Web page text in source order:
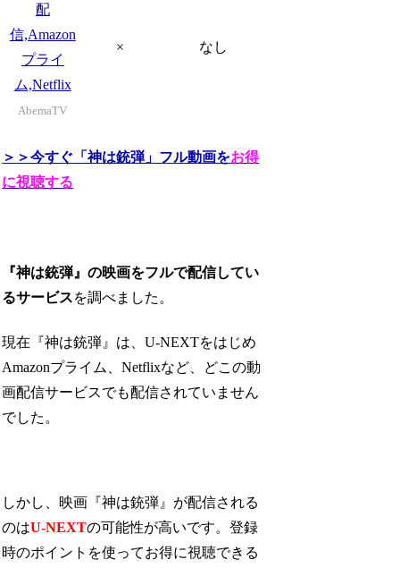
AbemaTV
× なし
＞＞今すぐ「神は銃弾」フル動画をお得
に視聴する
『神は銃弾』の映画をフルで配信してい
るサービスを調べました。
現在『神は銃弾』は、U-NEXTをはじめ
Amazonプライム、Netflixなど、どこの動
画配信サービスでも配信されていません
でした。
しかし、映画『神は銃弾』が配信される
のはU-NEXTの可能性が高いです。登録
時のポイントを使ってお得に視聴できる